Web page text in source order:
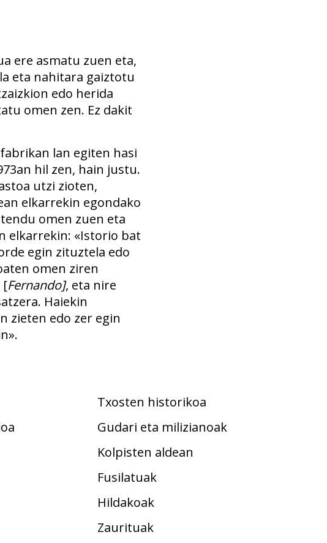
ere asmatu zuen eta,
eta nahitara gaiztotu
edo herida
omen zen. Ez dakit
lan egiten hasi
hil zen, hain justu.
utzi zioten,
elkarrekin egondako
omen zuen eta
elkarrekin: «Istorio bat
egin zituztela edo
omen ziren
[Fernando], eta nire
Haiekin
zieten edo zer egin
Txosten historikoa
Gudari eta milizianoak
Kolpisten aldean
Fusilatuak
Hildakoak
Zaurituak